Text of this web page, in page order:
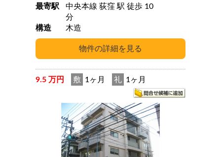
最寄駅
中央本線 荻窪 駅 徒歩 10
分
構造
木造
9.5 万円 敷 1ヶ月 礼 1ヶ月